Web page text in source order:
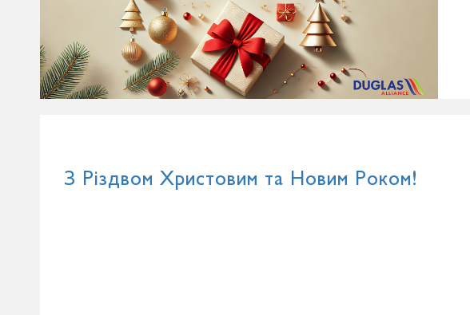
З Різдвом Христовим та Новим Роком!